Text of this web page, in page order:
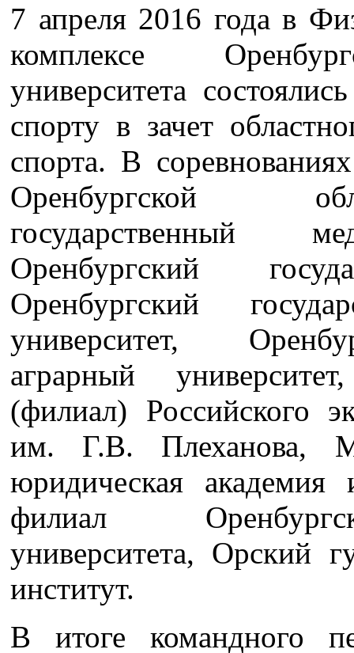
7 апреля 2016 года в
комплексе
университета
спорту в зачет
спорта. В
Оренбургской
государственный
Оренбургский
Оренбургский
университет,
аграрный
(филиал) Российского
им. Г.В. Плеханова,
юридическая академия
филиал
университета, Орский
институт.
В итоге командного